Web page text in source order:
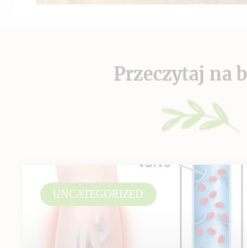
Przeczytaj na
UNCATEGORIZED